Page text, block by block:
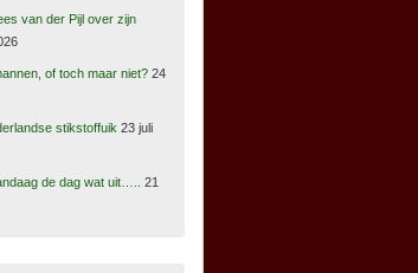
van der Pijl over zijn
of toch maar niet? 24
stikstoffuik 23 juli
de dag wat uit…..
21